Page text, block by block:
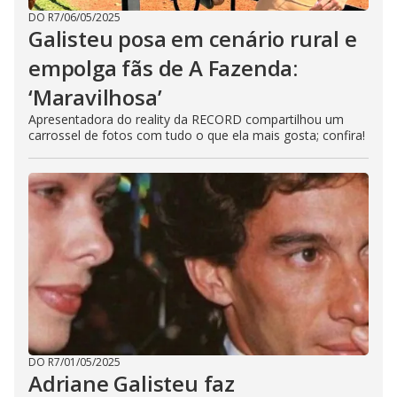
DO R7/06/05/2025
Galisteu posa em cenário rural e
empolga fãs de A Fazenda:
‘Maravilhosa’
Apresentadora do reality da RECORD compartilhou um
carrossel de fotos com tudo o que ela mais gosta; confira!
DO R7/01/05/2025
Adriane Galisteu faz